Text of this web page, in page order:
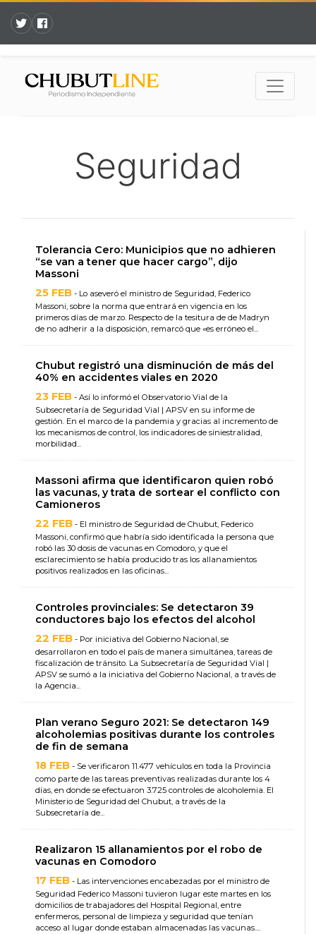
Seguridad
Tolerancia Cero: Municipios que no adhieren
“se van a tener que hacer cargo”, dijo
Massoni
25 FEB - Lo aseveró el ministro de Seguridad, Federico
Massoni, sobre la norma que entrará en vigencia en los
primeros días de marzo. Respecto de la tesitura de de Madryn
de no adherir a la disposición, remarcó que «es erróneo el...
Chubut registró una disminución de más del
40% en accidentes viales en 2020
23 FEB - Así lo informó el Observatorio Vial de la
Subsecretaría de Seguridad Vial | APSV en su informe de
gestión. En el marco de la pandemia y gracias al incremento de
los mecanismos de control, los indicadores de siniestralidad,
morbilidad...
Massoni afirma que identificaron quien robó
las vacunas, y trata de sortear el conflicto con
Camioneros
22 FEB - El ministro de Seguridad de Chubut, Federico
Massoni, confirmó que habría sido identificada la persona que
robó las 30 dosis de vacunas en Comodoro, y que el
esclarecimiento se había producido tras los allanamientos
positivos realizados en las oficinas...
Controles provinciales: Se detectaron 39
conductores bajo los efectos del alcohol
22 FEB - Por iniciativa del Gobierno Nacional, se
desarrollaron en todo el país de manera simultánea, tareas de
fiscalización de tránsito. La Subsecretaría de Seguridad Vial |
APSV se sumó a la iniciativa del Gobierno Nacional, a través de
la Agencia...
Plan verano Seguro 2021: Se detectaron 149
alcoholemias positivas durante los controles
de fin de semana
18 FEB - Se verificaron 11.477 vehículos en toda la Provincia
como parte de las tareas preventivas realizadas durante los 4
días, en donde se efectuaron 3.725 controles de alcoholemia. El
Ministerio de Seguridad del Chubut, a través de la
Subsecretaría de...
Realizaron 15 allanamientos por el robo de
vacunas en Comodoro
17 FEB - Las intervenciones encabezadas por el ministro de
Seguridad Federico Massoni tuvieron lugar este martes en los
domicilios de trabajadores del Hospital Regional, entre
enfermeros, personal de limpieza y seguridad que tenían
acceso al lugar donde estaban almacenadas las vacunas....